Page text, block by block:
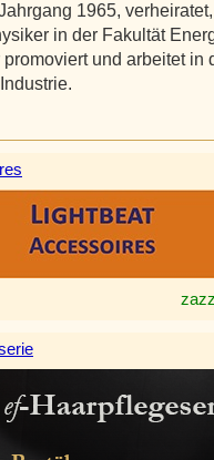
1965,
in der Fakultät
und arbeitet in